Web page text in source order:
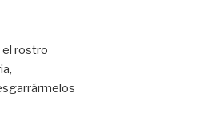
el rostro